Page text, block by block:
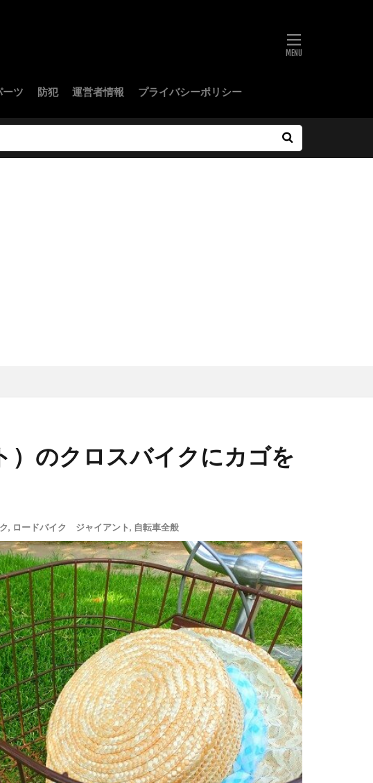
ーツ 防犯 運営者情報 プライバシーポリシー
）のクロスバイクにカゴを
, ロードバイク ジャイアント, 自転車全般